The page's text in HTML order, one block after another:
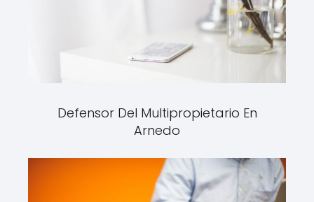
Defensor Del Multipropietario En
Arnedo